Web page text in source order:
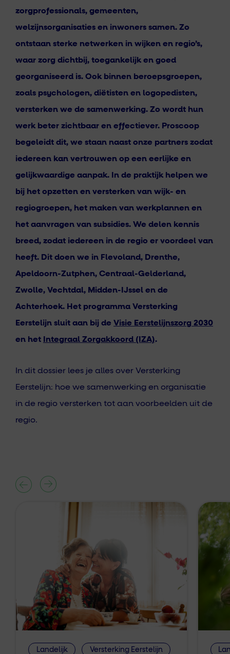
zorgprofessionals, gemeenten,
welzijnsorganisaties en inwoners samen. Zo
ontstaan sterke netwerken in wijken en regio’s,
waar zorg dichtbij, toegankelijk en goed
georganiseerd is. Ook binnen beroepsgroepen,
zoals psychologen, diëtisten en logopedisten,
versterken we de samenwerking. Zo wordt hun
werk beter zichtbaar en effectiever. Proscoop
begeleidt dit, we staan naast onze partners zodat
iedereen kan vertrouwen op een eerlijke en
gelijkwaardige aanpak. In de praktijk helpen we
bij het opzetten en versterken van wijk- en
regiogroepen, het maken van werkplannen en
het aanvragen van subsidies. We delen kennis
breed, zodat iedereen in de regio er voordeel van
heeft. Dit doen we in Flevoland, Drenthe,
Apeldoorn-Zutphen, Centraal-Gelderland,
Zwolle, Vechtdal, Midden-IJssel en de
Achterhoek. Het programma Versterking
Eerstelijn sluit aan bij de Visie Eerstelijnszorg 2030
en het
Integraal Zorgakkoord (IZA).
In dit dossier lees je alles over Versterking
Eerstelijn: hoe we samenwerking en organisatie
in de regio versterken tot aan voorbeelden uit de
regio.
Landelijk Versterking Eerstelijn